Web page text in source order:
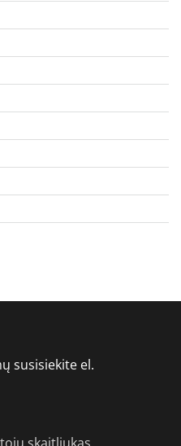
susisiekite el.